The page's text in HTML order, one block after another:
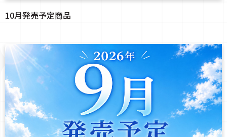
10月発売予定商品